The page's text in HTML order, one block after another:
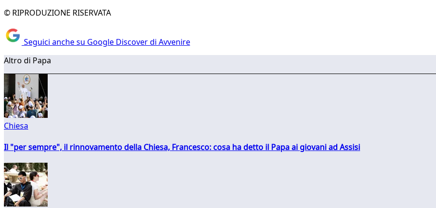
© RIPRODUZIONE RISERVATA
Seguici anche su Google Discover di Avvenire
Altro di Papa
Chiesa
Il "per sempre", il rinnovamento della Chiesa, Francesco: cosa ha detto il Papa ai giovani ad Assisi